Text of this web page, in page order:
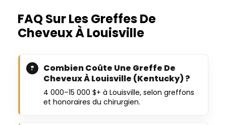
FAQ Sur Les Greffes De
Cheveux À Louisville
Combien Coûte Une Greffe De
Cheveux À Louisville (Kentucky) ?
4 000–15 000 $+ à Louisville, selon greffons
et honoraires du chirurgien.